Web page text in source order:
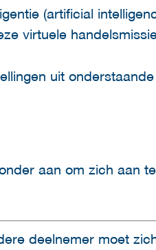
(artificial
virtuele
uit
aan om zich aan
deelnemer moet